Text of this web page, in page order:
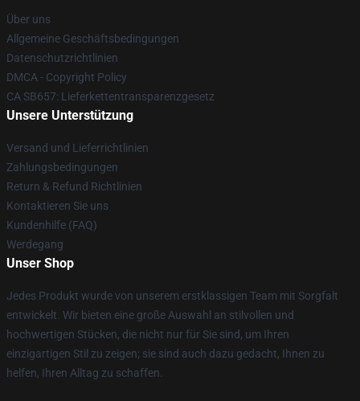
Über uns
Allgemeine Geschäftsbedingungen
Datenschutzrichtlinien
DMCA - Copyright Policy
CA SB657: Lieferkettentransparenzgesetz
Unsere Unterstützung
Versand und Lieferrichtlinien
Zahlungsbedingungen
Return & Refund Richtlinien
Kontaktieren Sie uns
Kundenhilfe (FAQ)
Werdegang
Unser Shop
Jedes Produkt wurde von unserem erstklassigen Team mit Sorgfalt
entwickelt. Wir bieten eine große Auswahl an stilvollen und
hochwertigen Stücken, die nicht nur für Sie sind, um Ihren
einzigartigen Stil zu zeigen; sie sind auch dazu gedacht, Ihnen zu
helfen, Ihren Alltag zu schaffen.